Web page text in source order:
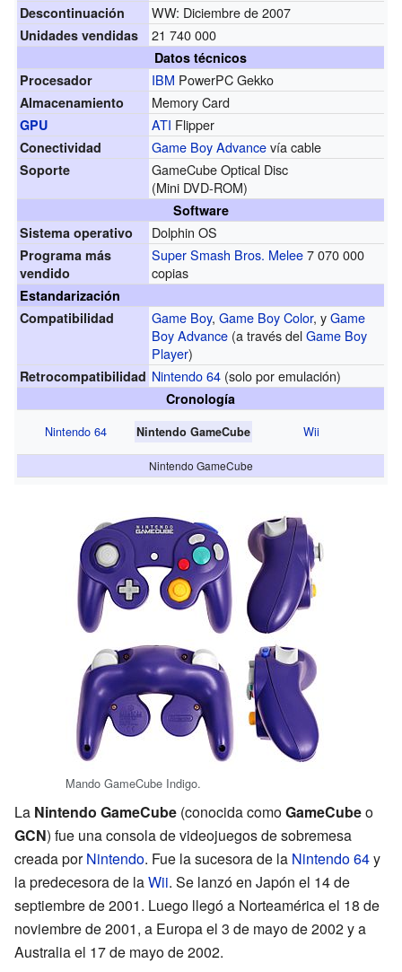
Descontinuación WW: Diciembre de 2007
Unidades vendidas 21 740 000
Datos técnicos
Procesador
IBM PowerPC Gekko
Almacenamiento Memory Card
GPU ATI Flipper
Conectividad Game Boy Advancevía cable
Soporte
GameCube Optical Disc
(Mini DVD-ROM)
Software
Sistema operativo
Dolphin OS
Programa más
vendido
Super Smash Bros. Melee7 070 000
copias
Estandarización
Compatibilidad
Game Boy,Game Boy Color, yGame
Boy Advance (a través delGame Boy
Player)
Retrocompatibilidad Nintendo 64 (solo por emulación)
Cronología
Nintendo 64 Nintendo GameCube Wii
Nintendo GameCube
Mando GameCube Indigo.
La Nintendo GameCube (conocida comoGameCubeo
GCN) fue una consola de videojuegos de sobremesa
creada porNintendo. Fue la sucesora de la Nintendo 64y
la predecesora de laWii. Se lanzó en Japón el 14 de
septiembre de 2001. Luego llegó a Norteamérica el 18 de
noviembre de 2001, a Europa el 3 de mayo de 2002 y a
Australia el 17 de mayo de 2002.